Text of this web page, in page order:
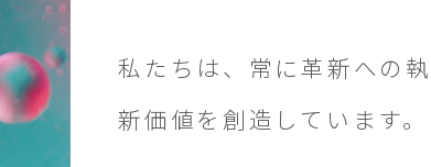
私たちは、常に革新への
新価値を創造しています。